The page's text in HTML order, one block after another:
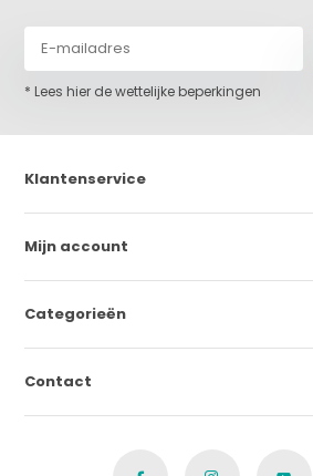
* Lees hier de wettelijke beperkingen
Klantenservice
Mijn account
Categorieën
Contact